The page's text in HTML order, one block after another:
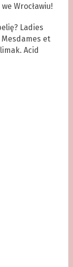
Wrocławiu!
Ladies
et
Acid